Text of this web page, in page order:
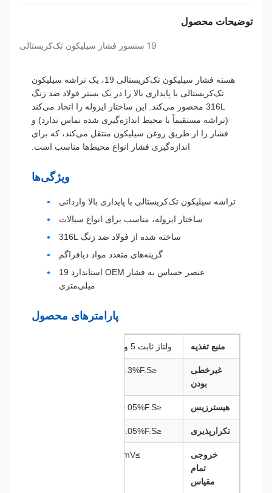
توضیحات محصول
هسته فشار سیلیکون تک‌کریستالی 19، یک تراشه سیلیکون
تک‌کریستالی با پایداری بالا را در یک بستر فولاد ضد زنگ
316L محصور می‌کند. این ساختار ایزوله را اتخاذ می‌کند
(تراشه مستقیماً با محیط اندازه‌گیری شده تماس ندارد) و
فشار را از طریق روغن سیلیکون منتقل می‌کند، که برای
اندازه‌گیری فشار انواع محیط‌ها مناسب است.
ویژگی‌ها
تراشه سیلیکون تک‌کریستالی با پایداری بالا وارداتی
ساختار ایزوله، مناسب برای انواع سیالات
ساخته شده از فولاد ضد زنگ 316L
گزینه‌های متعدد مواد دیافراگم
عنصر حساس به فشار OEM استاندارد 19
میلی‌متری
پارامترهای محصول
منبع تغذیه ولتاژ ثابت 5 ولت
غیرخطی
هیسترزیس
تکرارپذیری
خروجی
مقیاس